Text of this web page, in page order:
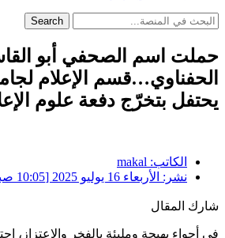
Search
حملت اسم الصحفي أبو
الحفناوي…قسم الإعلام
يحتفل بتخرّج دفعة علوم
الكاتب: makal
نشر: الأربعاء 16 يوليو 2025 [10:05 صباحًا] بتوقيت الجزائر
شارك المقال
في أجواء بهيجة ومليئة بالفخر والاعتزاز،